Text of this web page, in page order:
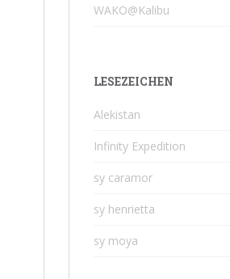
WAKO@Kalibu
LESEZEICHEN
Alekistan
Infinity Expedition
sy caramor
sy henrietta
sy moya